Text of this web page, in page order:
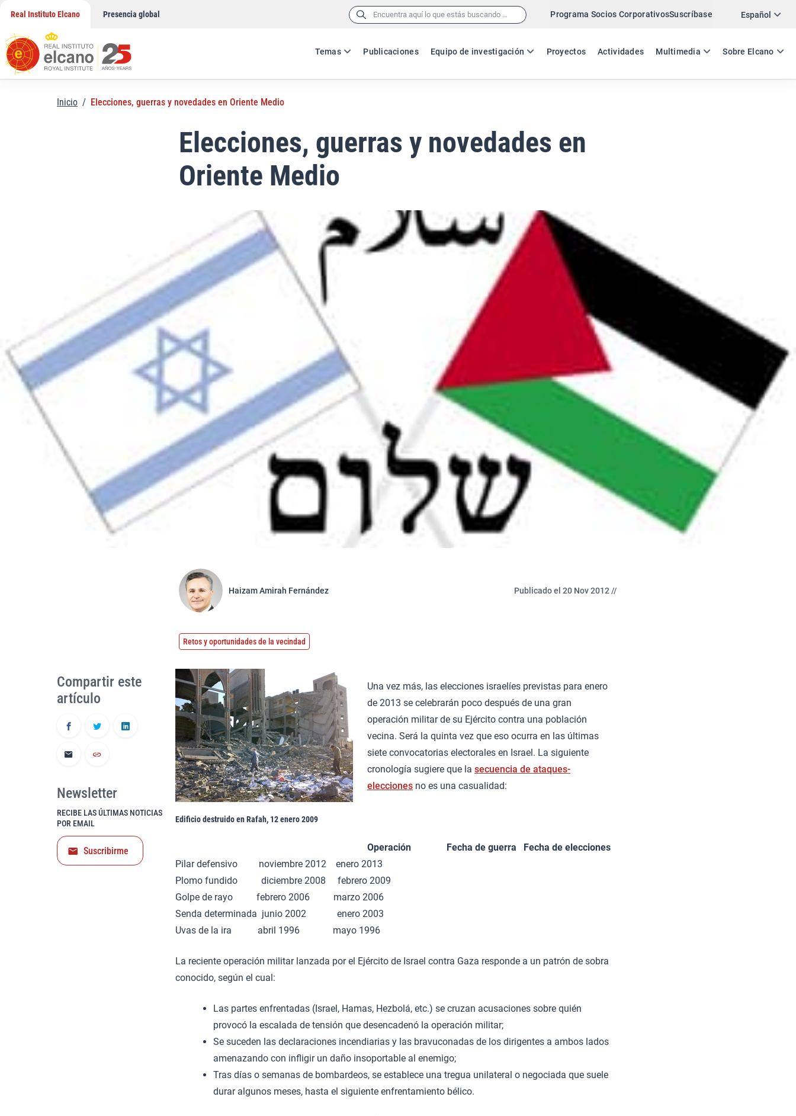
contenido
Real Instituto Elcano Presencia global Buscar: Programa Socios CorporativosSuscríbase Español
ES EN
Temas Publicaciones Equipo de investigación Proyectos Actividades Multimedia Sobre Elcano
Twitter
Inicio / Elecciones, guerras y novedades en Oriente Medio
Elecciones, guerras y novedades en
Oriente Medio
Haizam Amirah Fernández Publicado el 20 Nov 2012 //
Retos y oportunidades de la vecindad
Edificio destruido en Rafah, 12 enero 2009
Una vez más, las elecciones israelíes previstas para enero
de 2013 se celebrarán poco después de una gran
operación militar de su Ejército contra una población
vecina. Será la quinta vez que eso ocurra en las últimas
siete convocatorias electorales en Israel. La siguiente
cronología sugiere que la secuencia de ataques-
elecciones no es una casualidad:
Operación
Fecha de guerra Fecha de elecciones
Pilar defensivo noviembre 2012 enero 2013
Plomo fundido diciembre 2008 febrero 2009
Golpe de rayo febrero 2006 marzo 2006
Senda determinada junio 2002 enero 2003
Uvas de la ira abril 1996 mayo 1996
La reciente operación militar lanzada por el Ejército de Israel contra Gaza responde a un patrón de sobra
conocido, según el cual:
Las partes enfrentadas (Israel, Hamas, Hezbolá, etc.) se cruzan acusaciones sobre quién
provocó la escalada de tensión que desencadenó la operación militar;
Se suceden las declaraciones incendiarias y las bravuconadas de los dirigentes a ambos lados
amenazando con infligir un daño insoportable al enemigo;
Tras días o semanas de bombardeos, se establece una tregua unilateral o negociada que suele
durar algunos meses, hasta el siguiente enfrentamiento bélico.
Compartir este
artículo
Newsletter
RECIBE LAS ÚLTIMAS NOTICIAS
POR EMAIL
Suscribirme